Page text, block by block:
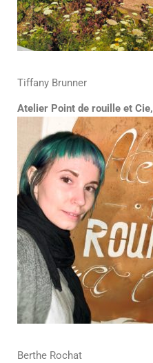
Tiffany Brunner
Atelier Point de rouille et Cie,
Berthe Rochat